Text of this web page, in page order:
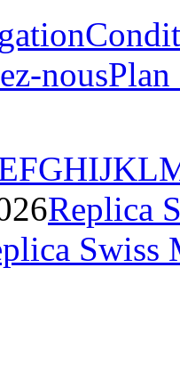
nousPlan
FGHIJKL
Replica
Swiss